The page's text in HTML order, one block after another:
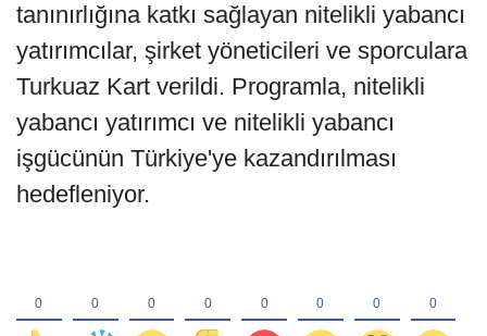
tanınırlığına katkı sağlayan nitelikli yabancı
yatırımcılar, şirket yöneticileri ve sporculara
Turkuaz Kart verildi. Programla, nitelikli
yabancı yatırımcı ve nitelikli yabancı
işgücünün Türkiye'ye kazandırılması
hedefleniyor.